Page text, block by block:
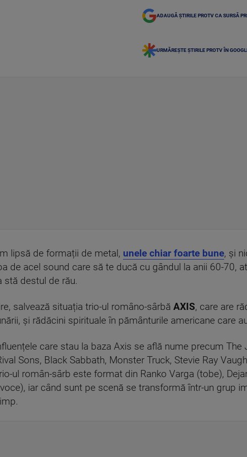
ADAUGĂ ȘTIRILE PROTV CA SURSĂ
URMĂREȘTE ȘTIRILE PROTV ÎN
lipsă de formații de metal, unele chiar foarte bune, și
de acel sound care să te ducă cu gândul la anii 60-70,
stă destul de rău.
salvează situația trio-ul româno-sârbă AXIS, care are
și rădăcini spirituale în pământurile americane care
care stau la baza Axis se află nume precum The
Sons, Black Sabbath, Monster Truck, Stevie Ray
ul român-sârb este format din Ranko Varga (tobe),
iar când sunt pe scenă se transformă într-un grup